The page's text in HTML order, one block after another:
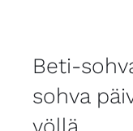
Beti-
sohva
yöllä